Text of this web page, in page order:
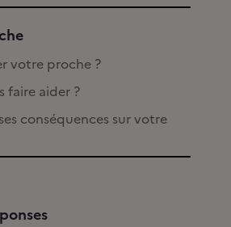
votre proche ?
faire aider ?
conséquences sur votre